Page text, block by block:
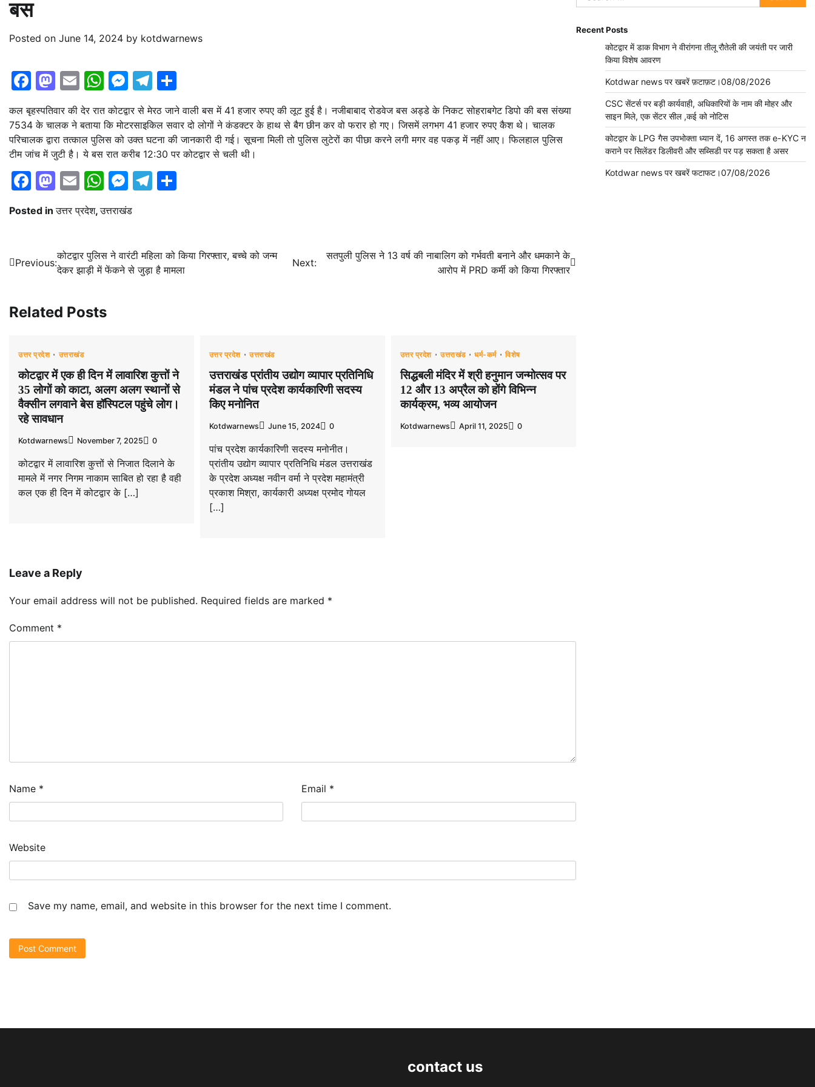
बस
Posted on June 14, 2024 by kotdwarnews
Facebook
Mastodon
EmailWhatsApp
Messenger
Telegram
कल बृहस्पतिवार की देर रात कोटद्वार से मेरठ जाने वाली बस में 41 हजार रुपए की लूट हुई है। नजीबाबाद रोडवेज बस अड्डे के निकट सोहराबगेट डिपो की बस संख्या
7534 के चालक ने बताया कि मोटरसाइकिल सवार दो लोगों ने कंडक्टर के हाथ से बैग छीन कर वो फरार हो गए। जिसमें लगभग 41 हजार रुपए कैश थे। चालक
परिचालक द्वारा तत्काल पुलिस को उक्त घटना की जानकारी दी गई। सूचना मिली तो पुलिस लुटेरों का पीछा करने लगी मगर वह पकड़ में नहीं आए। फिलहाल पुलिस
टीम जांच में जुटी है। ये बस रात करीब 12:30 पर कोटद्वार से चली थी।
Facebook
Mastodon
EmailWhatsApp
Messenger
Telegram
Posted inउत्तर प्रदेश,उत्तराखंड
Post
navigation
Previous:
कोटद्वार पुलिस ने वारंटी महिला को किया गिरफ्तार, बच्चे को जन्म
देकर झाड़ी में फेंकने से जुड़ा है मामला
Next:
सतपुली पुलिस ने 13 वर्ष की नाबालिग को गर्भवती बनाने और धमकाने के
आरोप में PRD कर्मी को किया गिरफ्तार
Related Posts
उत्तर प्रदेश उत्तराखंड
कोटद्वार में एक ही दिन में लावारिश कुत्तों ने
35 लोगों को काटा, अलग अलग स्थानों से
वैक्सीन लगवाने बेस हॉस्पिटल पहुंचे लोग।
रहे सावधान
Kotdwarnews November 7, 2025 0
कोटद्वार में लावारिश कुत्तों से निजात दिलाने के
मामले में नगर निगम नाकाम साबित हो रहा है वही
कल एक ही दिन में कोटद्वार के […]
उत्तर प्रदेश उत्तराखंड
उत्तराखंड प्रांतीय उद्योग व्यापार प्रतिनिधि
मंडल ने पांच प्रदेश कार्यकारिणी सदस्य
किए मनोनित
Kotdwarnews June 15, 2024 0
पांच प्रदेश कार्यकारिणी सदस्य मनोनीत।
प्रांतीय उद्योग व्यापार प्रतिनिधि मंडल उत्तराखंड
के प्रदेश अध्यक्ष नवीन वर्मा ने प्रदेश महामंत्री
प्रकाश मिश्रा, कार्यकारी अध्यक्ष प्रमोद गोयल
[…]
उत्तर प्रदेश उत्तराखंड धर्म-कर्म विशेष
सिद्धबली मंदिर में श्री हनुमान जन्मोत्सव पर
12 और 13 अप्रैल को होंगे विभिन्न
कार्यक्रम, भव्य आयोजन
Kotdwarnews April 11, 2025 0
Leave a Reply
Your email address will not be published. Required fields are marked *
Comment *
Name * Email *
Website
Save my name, email, and website in this browser for the next time I comment.
for:
Recent Posts
कोटद्वार में डाक विभाग ने वीरांगना तीलू रौतेली की जयंती पर जारी
किया विशेष आवरण
Kotdwar news पर खबरें फ़टाफ़ट।08/08/2026
CSC सेंटर्स पर बड़ी कार्यवाही, अधिकारियों के नाम की मोहर और
साइन मिले, एक सेंटर सील ,कई को नोटिस
कोटद्वार के LPG गैस उपभोक्ता ध्यान दें, 16 अगस्त तक e-KYC न
कराने पर सिलेंडर डिलीवरी और सब्सिडी पर पड़ सकता है असर
Kotdwar news पर खबरें फटाफट।07/08/2026
contact us